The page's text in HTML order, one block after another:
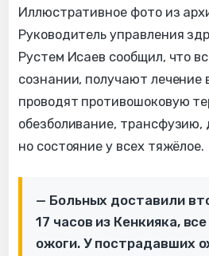
Иллюстративное фото из
Руководитель управления
Рустем Исаев сообщил, что
сознании, получают лечение
проводят противошоковую
обезболивание, трансфузию,
но состояние у всех тяжёлое.
— Больных доставили
17 часов из Кенкияка,
ожоги. У пострадавших